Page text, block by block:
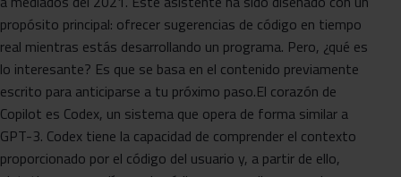
propósito principal: ofrecer sugerencias de código en tiempo
real mientras estás desarrollando un programa. Pero, ¿qué es
lo interesante? Es que se basa en el contenido previamente
escrito para anticiparse a tu próximo paso.El corazón de
Copilot es Codex, un sistema que opera de forma similar a
GPT-3. Codex tiene la capacidad de comprender el contexto
proporcionado por el código del usuario y, a partir de ello,